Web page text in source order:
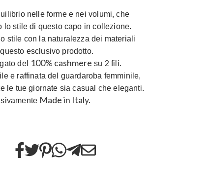
nelle forme e nei volumi, che
lo stile di questo capo in collezione.
stile con la naturalezza dei materiali
esclusivo prodotto.
del 100% cashmere su 2 fili.
e raffinata del guardaroba femminile,
le tue giornate sia casual che eleganti.
Made in Italy.